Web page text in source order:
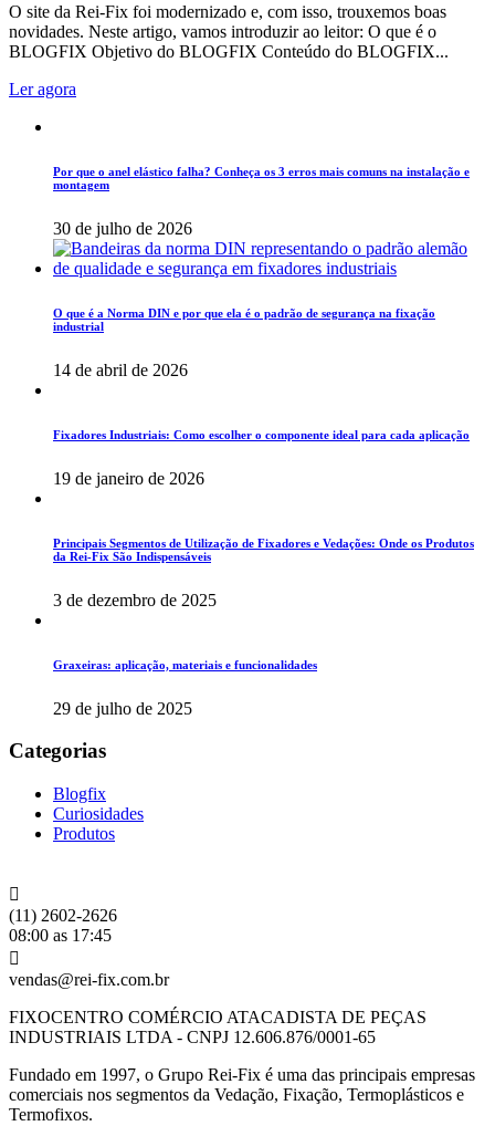
O site da Rei-Fix foi modernizado e, com isso, trouxemos boas
novidades. Neste artigo, vamos introduzir ao leitor: O que é o
BLOGFIX Objetivo do BLOGFIX Conteúdo do BLOGFIX...
Ler agora
Por que o anel elástico falha? Conheça os 3 erros mais comuns na instalação e
montagem
30 de julho de 2026
O que é a Norma DIN e por que ela é o padrão de segurança na fixação
industrial
14 de abril de 2026
Fixadores Industriais: Como escolher o componente ideal para cada aplicação
19 de janeiro de 2026
Principais Segmentos de Utilização de Fixadores e Vedações: Onde os Produtos
da Rei-Fix São Indispensáveis
3 de dezembro de 2025
Graxeiras: aplicação, materiais e funcionalidades
29 de julho de 2025
Categorias
Blogfix
Curiosidades
Produtos
(11) 2602-2626
08:00 as 17:45
vendas@rei-fix.com.br
FIXOCENTRO COMÉRCIO ATACADISTA DE PEÇAS
INDUSTRIAIS LTDA - CNPJ 12.606.876/0001-65
Fundado em 1997, o Grupo Rei-Fix é uma das principais empresas
comerciais nos segmentos da Vedação, Fixação, Termoplásticos e
Termofixos.